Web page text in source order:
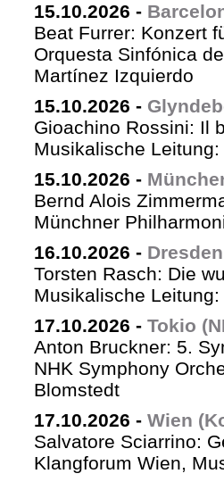
15.10.2026 -
Beat Furrer: Konzert
Orquesta Sinfónica
Martínez Izquierdo
15.10.2026 -
Gioachino Rossini: Il
Musikalische
15.10.2026 -
Bernd Alois
Münchner
16.10.2026 - Dresden
Torsten Rasch: Die
Musikalische
17.10.2026 - Tokio
Anton Bruckner: 5.
NHK Symphony
Blomstedt
17.10.2026 - Wien
Salvatore Sciarrino:
Klangforum Wien,